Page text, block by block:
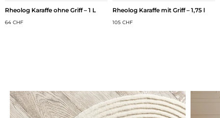
Rheolog Karaffe ohne Griff – 1 L
64 CHF
Rheolog Karaffe mit Griff – 1,75 l
105 CHF